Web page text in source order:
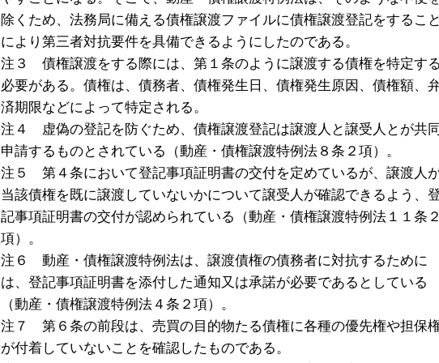
除くため、法務局に備える債権譲渡ファイルに債権譲渡登記をすること
により第三者対抗要件を具備できるようにしたのである。
注３ 債権譲渡をする際には、第１条のように譲渡する債権を特定する
必要がある。債権は、債務者、債権発生日、債権発生原因、債権額、
済期限などによって特定される。
注４ 虚偽の登記を防ぐため、債権譲渡登記は譲渡人と譲受人とが共同
申請するものとされている（動産・債権譲渡特例法８条２項）。
注５ 第４条において登記事項証明書の交付を定めているが、譲渡人
当該債権を既に譲渡していないかについて譲受人が確認できるよう、
記事項証明書の交付が認められている（動産・債権譲渡特例法１１条２
項）。
注６ 動産・債権譲渡特例法は、譲渡債権の債務者に対抗するために
は、登記事項証明書を添付した通知又は承諾が必要であるとしている
（動産・債権譲渡特例法４条２項）。
注７ 第６条の前段は、売買の目的物たる債権に各種の優先権や担保
が付着していないことを確認したものである。